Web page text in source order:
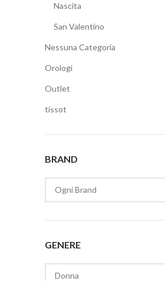
Nascita
San Valentino
Nessuna Categoria
Orologi
Outlet
tissot
BRAND
Ogni Brand
GENERE
Donna